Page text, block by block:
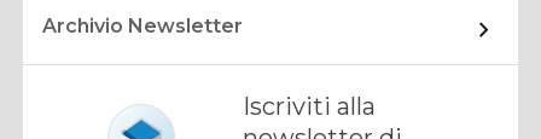
Archivio Newsletter
Iscriviti alla